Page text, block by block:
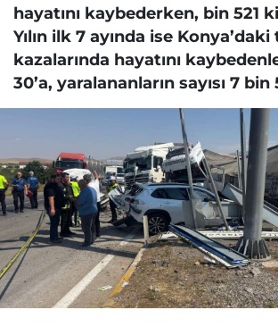
hayatını kaybederken, bin 521
Yılın ilk 7 ayında ise
kazalarında hayatını
30’a, yaralananların sayısı 7 bin